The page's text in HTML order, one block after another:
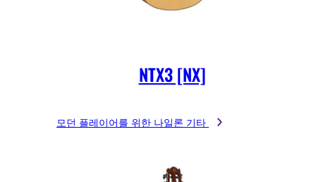
NTX3 [NX]
모던 플레이어를 위한 나일론 기타